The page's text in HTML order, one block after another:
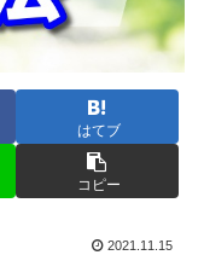
はてブ
コピー
2021.11.15